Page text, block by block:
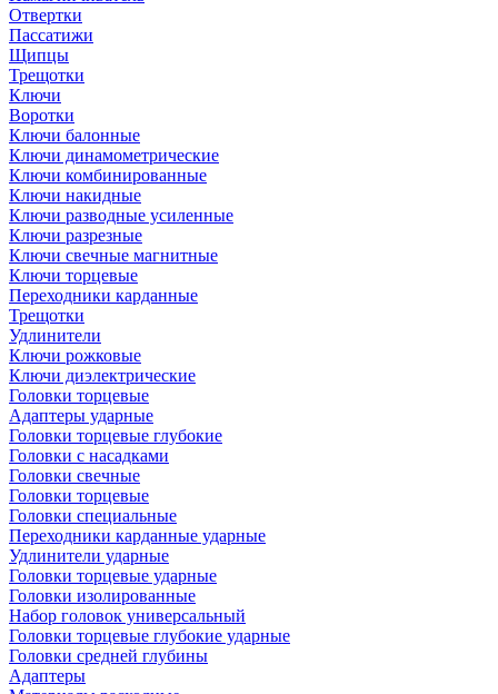
Отвертки
Пассатижи
Щипцы
Трещотки
Ключи
Воротки
Ключи балонные
Ключи динамометрические
Ключи комбинированные
Ключи накидные
Ключи разводные усиленные
Ключи разрезные
Ключи свечные магнитные
Ключи торцевые
Переходники карданные
Трещотки
Удлинители
Ключи рожковые
Ключи диэлектрические
Головки торцевые
Адаптеры ударные
Головки торцевые глубокие
Головки с насадками
Головки свечные
Головки торцевые
Головки специальные
Переходники карданные ударные
Удлинители ударные
Головки торцевые ударные
Головки изолированные
Набор головок универсальный
Головки торцевые глубокие ударные
Головки средней глубины
Адаптеры